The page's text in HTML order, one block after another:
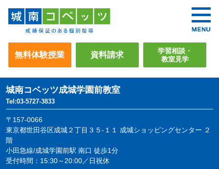
無料体験授業 資料請求
学習相談・
教室見学
城南コベッツ成城学園前教室
Tel:03-5727-3833
〒157-0066
東京都世田谷区成城２丁目３５-１１ 成城ショッピングセンター ２
階
小田急線/成城学園前駅 南口 徒歩1分
受付時間：15:30～20:00／日祝休